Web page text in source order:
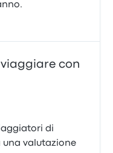
con
di
una valutazione